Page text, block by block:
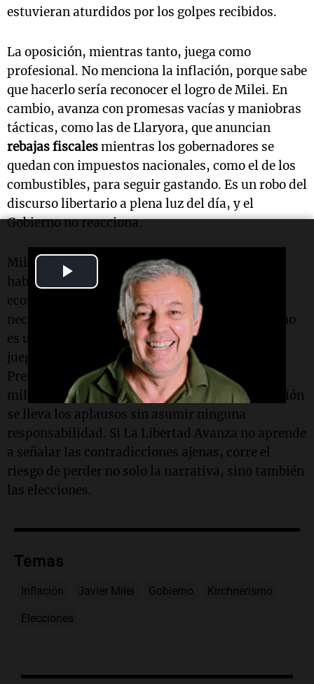
Video
estuvieran aturdidos por los golpes recibidos.
La oposición, mientras tanto, juega como
profesional. No menciona la inflación, porque sabe
que hacerlo sería reconocer el logro de Milei. En
cambio, avanza con promesas vacías y maniobras
tácticas, como las de Llaryora, que anuncian
rebajas fiscalesmientras los gobernadores se
quedan con impuestos nacionales, como el de los
combustibles, para seguir gastando. Es un robo del
discurso libertario a plena luz del día, y el
Gobierno no reacciona.
Milei parece haber creído que la desinflación
hablaría por sí sola, que los resultados
económicos le ganarían la batalla política sin
necesidad de pelearla. Grave error. La política no
es un ring donde basta con un buen golpe; es un
juego de estrategia, y los adversarios del
Presidente son expertos en él. Mientras el
mileísmo paga el costo de la recesión, la oposición
se lleva los aplausos sin asumir ninguna
responsabilidad. Si La Libertad Avanza no aprende
a señalar las contradicciones ajenas, corre el
riesgo de perder no solo la narrativa, sino también
las elecciones.
Temas
Inflación Javier Milei Gobierno Kirchnerismo
Elecciones